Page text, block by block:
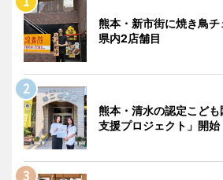
熊本・新市街に焼き鳥
県内2店舗目
熊本・清水の認定こど
支援プロジェクト」開始